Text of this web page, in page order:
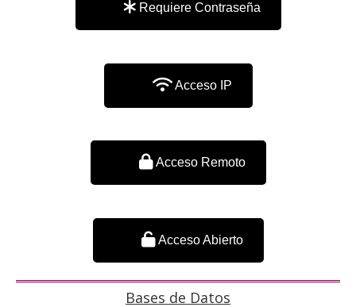
Requiere Contraseña
Acceso IP
Acceso Remoto
Acceso Abierto
Bases de Datos